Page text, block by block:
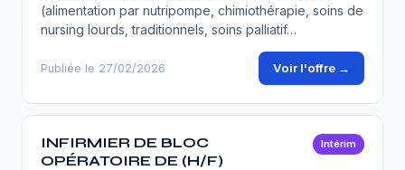
(alimentation par nutripompe, chimiothérapie, soins de
nursing lourds, traditionnels, soins palliatif…
Publiée le 27/02/2026 Voir l'offre →
INFIRMIER DE BLOC
OPÉRATOIRE DE (H/F)
Intérim